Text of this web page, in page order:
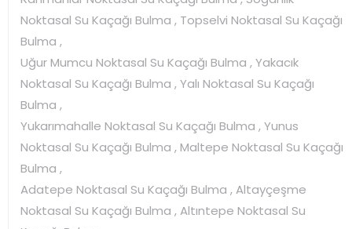
Noktasal Su Kaçağı Bulma , Topselvi Noktasal Su Kaçağı
Bulma ,
Uğur Mumcu Noktasal Su Kaçağı Bulma , Yakacık
Noktasal Su Kaçağı Bulma , Yalı Noktasal Su Kaçağı
Bulma ,
Yukarımahalle Noktasal Su Kaçağı Bulma , Yunus
Noktasal Su Kaçağı Bulma , Maltepe Noktasal Su Kaçağı
Bulma ,
Adatepe Noktasal Su Kaçağı Bulma , Altayçeşme
Noktasal Su Kaçağı Bulma , Altıntepe Noktasal Su